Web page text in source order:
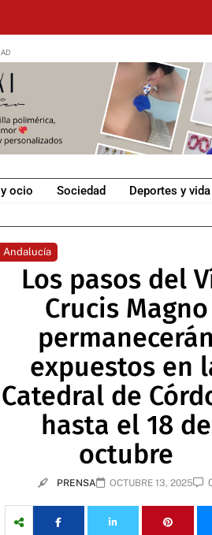
ocio Sociedad Deportes y vida
Andalucía
Los pasos del
Crucis Magno
permanecerán
expuestos en
Catedral de
hasta el 18 de
octubre
PRENSA OCTUBRE 13, 2025